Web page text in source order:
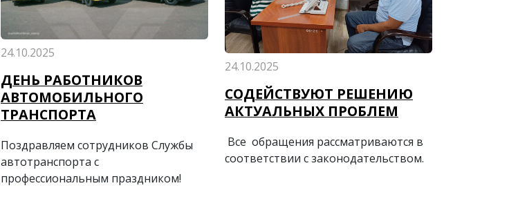
24.10.2025
ДЕНЬ РАБОТНИКОВ
АВТОМОБИЛЬНОГО
ТРАНСПОРТА
Поздравляем сотрудников Службы
автотранспорта с
профессиональным праздником!
24.10.2025
СОДЕЙСТВУЮТ РЕШЕНИЮ
АКТУАЛЬНЫХ ПРОБЛЕМ
Все обращения рассматриваются в
соответствии с законодательством.